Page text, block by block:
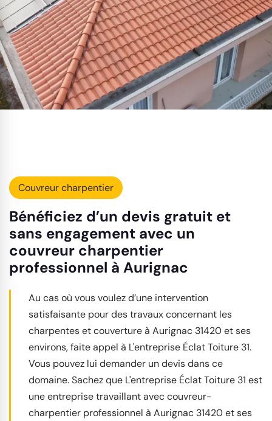
Couvreur charpentier
Bénéficiez d’un devis gratuit et
sans engagement avec un
couvreur charpentier
professionnel à Aurignac
Au cas où vous voulez d’une intervention
satisfaisante pour des travaux concernant les
charpentes et couverture à Aurignac 31420 et ses
environs, faite appel à L'entreprise Éclat Toiture 31.
Vous pouvez lui demander un devis dans ce
domaine. Sachez que L'entreprise Éclat Toiture 31 est
une entreprise travaillant avec couvreur-
charpentier professionnel à Aurignac 31420 et ses